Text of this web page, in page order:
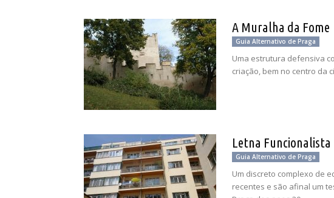
A Muralha da Fome
Guia Alternativo de Praga
Uma estrutura defensiva
criação, bem no centro da
Letna Funcionalista
Guia Alternativo de Praga
Um discreto complexo de
recentes e são afinal um